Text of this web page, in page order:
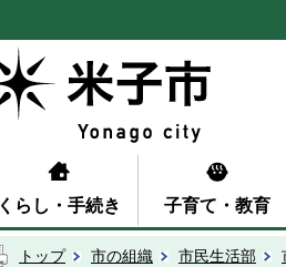
くらし・手続き 子育て・教育
トップ 市の組織 市民生活部